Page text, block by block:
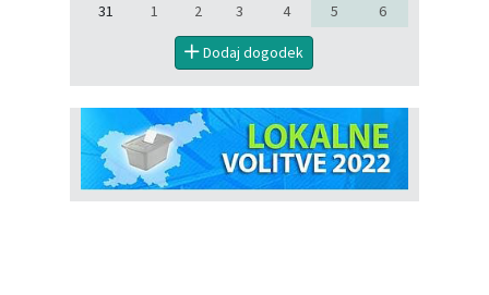
31
1 2 3 4 5 6
Dodaj dogodek